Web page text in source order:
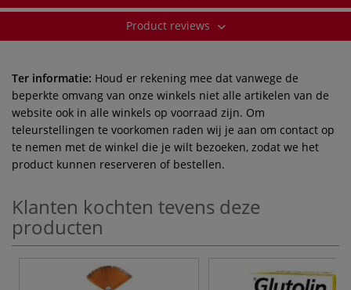
Product reviews
Ter informatie: Houd er rekening mee dat vanwege de
beperkte omvang van onze winkels niet alle artikelen van de
website ook in alle winkels op voorraad zijn. Om
teleurstellingen te voorkomen raden wij je aan om contact op
te nemen met de winkel die je wilt bezoeken, zodat we het
product kunnen reserveren of bestellen.
Klanten kochten tevens deze
producten